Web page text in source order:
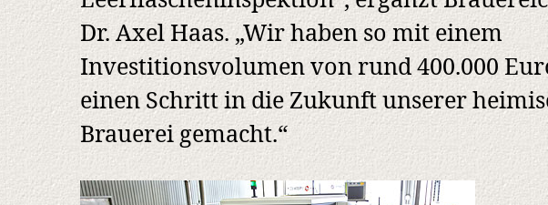
Dr. Axel Haas. „Wir haben so mit einem
Investitionsvolumen von rund 400.000
einen Schritt in die Zukunft unserer
Brauerei gemacht.“